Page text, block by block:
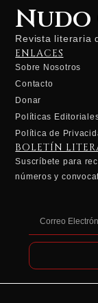
Revista literaria
ENLACES
Sobre Nosotros
Contacto
Donar
Políticas
Política de
BOLETÍN
Suscríbete para
números y